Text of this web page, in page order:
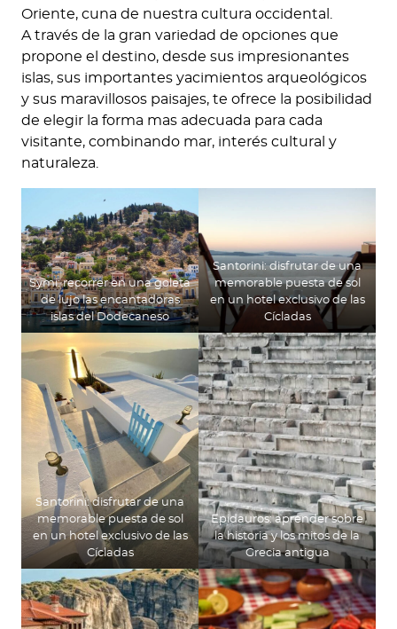
Oriente, cuna de nuestra cultura occidental.
A través de la gran variedad de opciones que
propone el destino, desde sus impresionantes
islas, sus importantes yacimientos arqueológicos
y sus maravillosos paisajes, te ofrece la posibilidad
de elegir la forma mas adecuada para cada
visitante, combinando mar, interés cultural y
naturaleza.
Symi: recorrer en una goleta
de lujo las encantadoras
islas del Dodecaneso
Santorini: disfrutar de una
memorable puesta de sol
en un hotel exclusivo de las
Cícladas
Santorini: disfrutar de una
memorable puesta de sol
en un hotel exclusivo de las
Cícladas
Epidauros: aprender sobre
la historia y los mitos de la
Grecia antigua